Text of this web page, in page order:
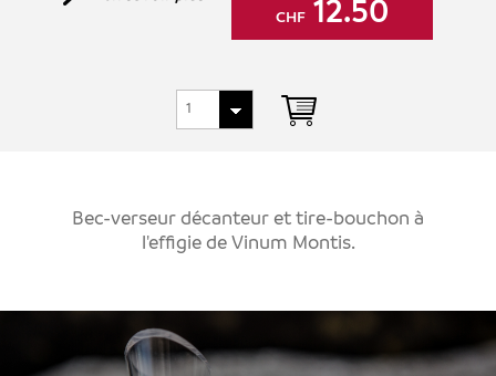
CHF 12.50
Bec-verseur décanteur et tire-bouchon à
l'effigie de Vinum Montis.